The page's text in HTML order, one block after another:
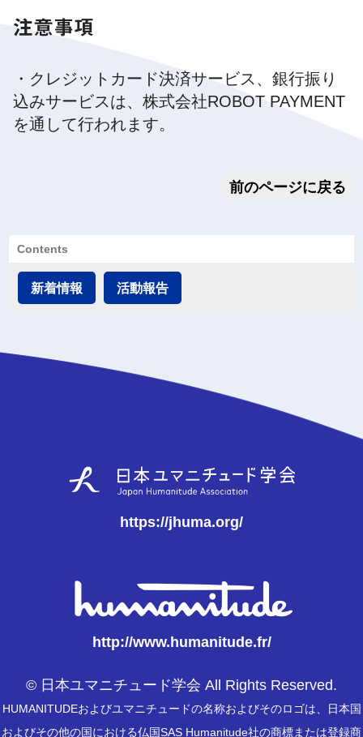
注意事項
・クレジットカード決済サービス、銀行振り
込みサービスは、株式会社ROBOT PAYMENT
を通して行われます。
前のページに戻る
Contents
新着情報 活動報告
https://jhuma.org/
http://www.humanitude.fr/
© 日本ユマニチュード学会 All Rights Reserved.
HUMANITUDEおよびユマニチュードの名称およびそのロゴは、日本国
およびその他の国における仏国SAS Humanitude社の商標または登録商